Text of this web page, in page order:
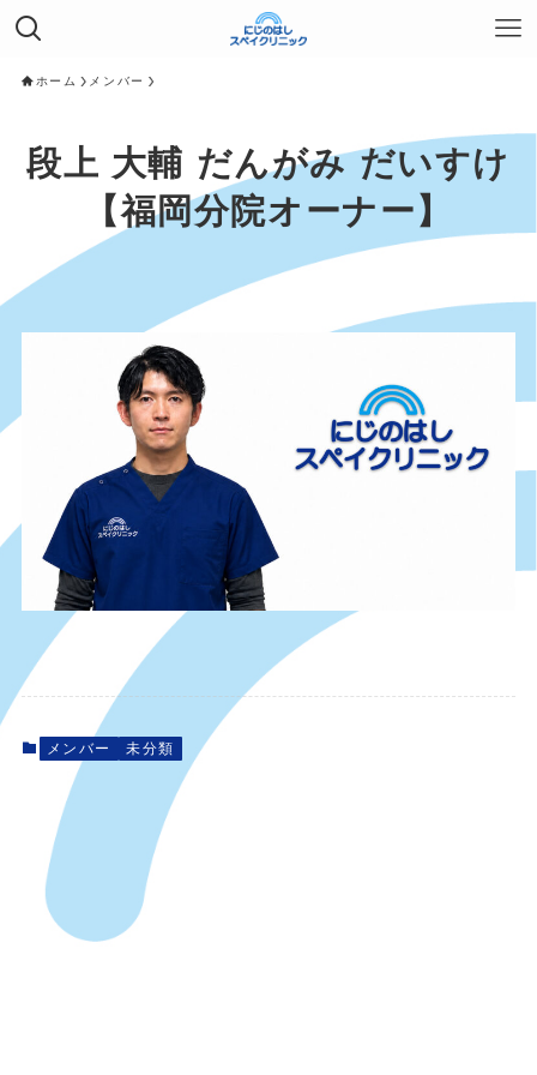
ホーム メンバー
段上 大輔 だんがみ だいすけ
【福岡分院オーナー】
メンバー 未分類